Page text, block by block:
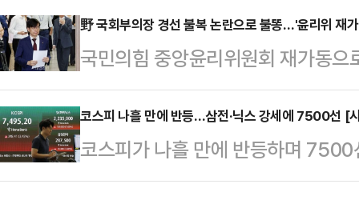
일 생방송한 데일리안TV 정치 시사
서 이 논란을 조국 전 대표의 정체
안의 성격부…
지 불거진 가운데 이달 말 빅테크
까지 국내증시 변동성이 불가피할
코스피 지수는 전 거래일보다
을 마쳤다.국내증시 방향성을 결정
6.25%, 5.68% 급락하며 지수 하
2분기 잠정실적에서…
野 국회부의장 경선 불복 논란으로 불똥…'윤리위 재
국민의힘 중앙윤리위원회 재가동
지는 모양새다. 친한(친한동훈)계
선 불복 사태까지 불거졌기 때문이
에 우려가 나오고 있다.조경태 의
에 장 대표에 대한 징계 요청서를
코스피 나흘 만에 반등…삼전·닉스 강세에 7500선 [
코스피가 나흘 만에 반등하며
수세가 유입된 가운데 삼성전자와